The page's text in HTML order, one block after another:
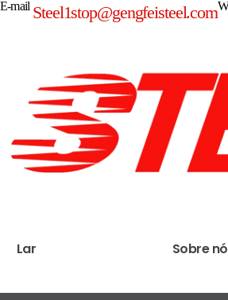
E-mail Steel1stop@gengfeisteel.com
Lar Sobre